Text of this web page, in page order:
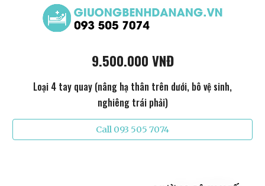
9.500.000 VNĐ
Loại 4 tay quay (nâng hạ thân trên dưới, bô vệ sinh,
nghiêng trái phải)
Call 093 505 7074